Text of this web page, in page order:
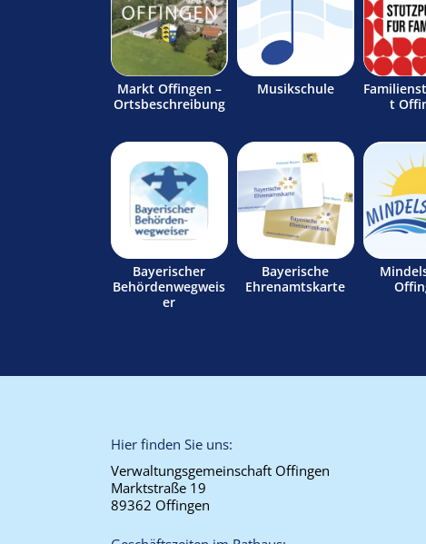
Markt Offingen –
Ortsbeschreibung
Musikschule
t
Bayerischer
Behördenwegweis
er
Bayerische
Ehrenamtskarte
Hier finden Sie uns:
Verwaltungsgemeinschaft Offingen
Marktstraße 19
89362 Offingen